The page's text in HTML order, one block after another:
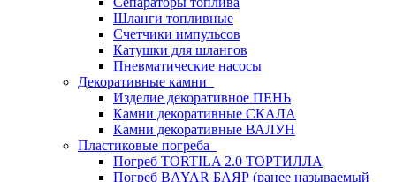
Шланги топливные
Счетчики импульсов
Катушки для шлангов
Пневматические насосы
Декоративные камни
Изделие декоративное ПЕНЬ
Камни декоративные СКАЛА
Камни декоративные ВАЛУН
Пластиковые погреба
Погреб TORTILA 2.0 ТОРТИЛЛА
Погреб BAYAR БАЯР (ранее называемый